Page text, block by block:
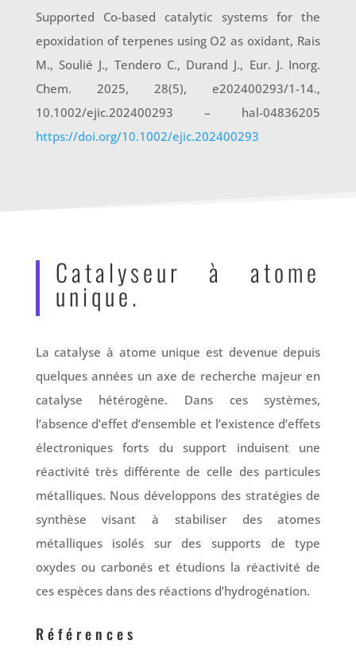
Supported Co-based catalytic systems for the
epoxidation of terpenes using O2 as oxidant, Rais
M., Soulié J., Tendero C., Durand J., Eur. J. Inorg.
Chem. 2025, 28(5), e202400293/1-14.,
10.1002/ejic.202400293 – hal-04836205
https://doi.org/10.1002/ejic.202400293
Catalyseur à atome
unique.
La catalyse à atome unique est devenue depuis
quelques années un axe de recherche majeur en
catalyse hétérogène. Dans ces systèmes,
l’absence d’effet d’ensemble et l’existence d’effets
électroniques forts du support induisent une
réactivité très différente de celle des particules
métalliques. Nous développons des stratégies de
synthèse visant à stabiliser des atomes
métalliques isolés sur des supports de type
oxydes ou carbonés et étudions la réactivité de
ces espèces dans des réactions d’hydrogénation.
Références